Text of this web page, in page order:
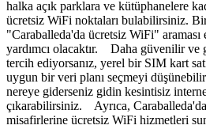
halka açık parklara ve kütüphanelere
ücretsiz WiFi noktaları bulabilirsiniz.
"Caraballeda'da ücretsiz WiFi" araması
yardımcı olacaktır. Daha güvenilir ve
tercih ediyorsanız, yerel bir SIM kart
uygun bir veri planı seçmeyi
nereye giderseniz gidin kesintisiz
çıkarabilirsiniz. Ayrıca,
misafirlerine ücretsiz WiFi hizmetleri